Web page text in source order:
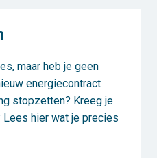
maar heb je geen
energiecontract
stopzetten? Kreeg je
hier wat je precies